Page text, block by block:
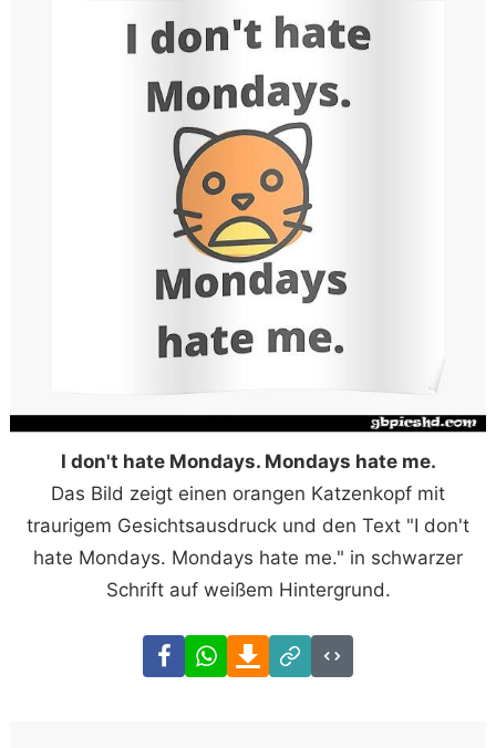
I don't hate Mondays. Mondays hate me.
Das Bild zeigt einen orangen Katzenkopf mit
traurigem Gesichtsausdruck und den Text "I don't
hate Mondays. Mondays hate me." in schwarzer
Schrift auf weißem Hintergrund.
FacebookWhatsAppDownload
Link
Code